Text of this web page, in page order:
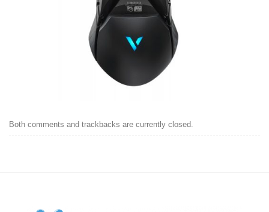
Both comments and trackbacks are currently closed.